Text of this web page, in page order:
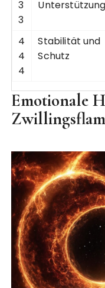
3
3
Unterstützung
4
4
4
Stabilität und
Schutz
Emotionale